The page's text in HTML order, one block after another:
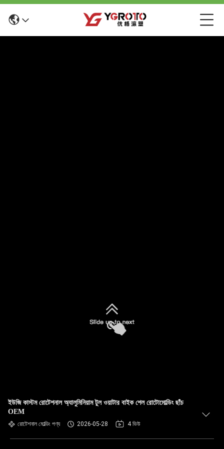
ইউজি কাস্টম রোটেশনাল অ্যালুমিনিয়াম টুল ওয়াটার বাইক শেল রোটোমোল্ডিং ছাঁচ
OEM
রোটেশনাল মোল্ডিং পণ্য 2026-05-28 4 ভিউ